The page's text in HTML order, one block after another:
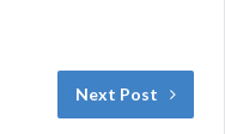
Next Post